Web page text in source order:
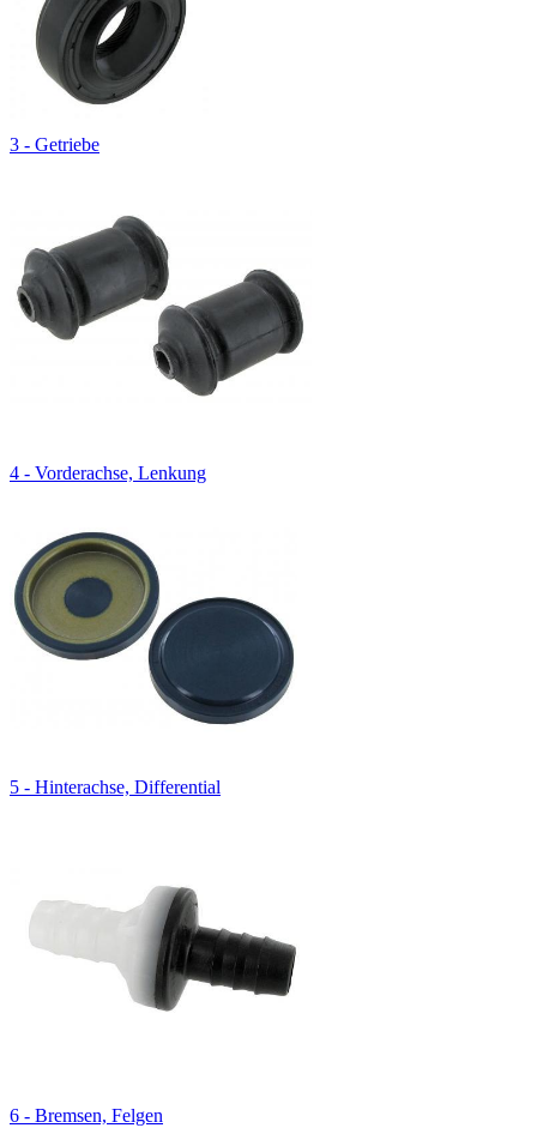
3 - Getriebe
4 - Vorderachse, Lenkung
5 - Hinterachse, Differential
6 - Bremsen, Felgen